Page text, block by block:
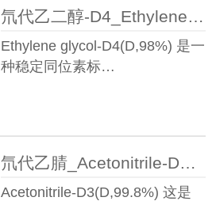
氘代乙二醇-D4_Ethylene glycol(D4,98%)丨2219-51-4
Ethylene glycol-D4(D,98%) 是一
种稳定同位素标…
氘代乙腈_Acetonitrile-D3(D,99.8%)丨2206-26-0
Acetonitrile-D3(D,99.8%) 这是